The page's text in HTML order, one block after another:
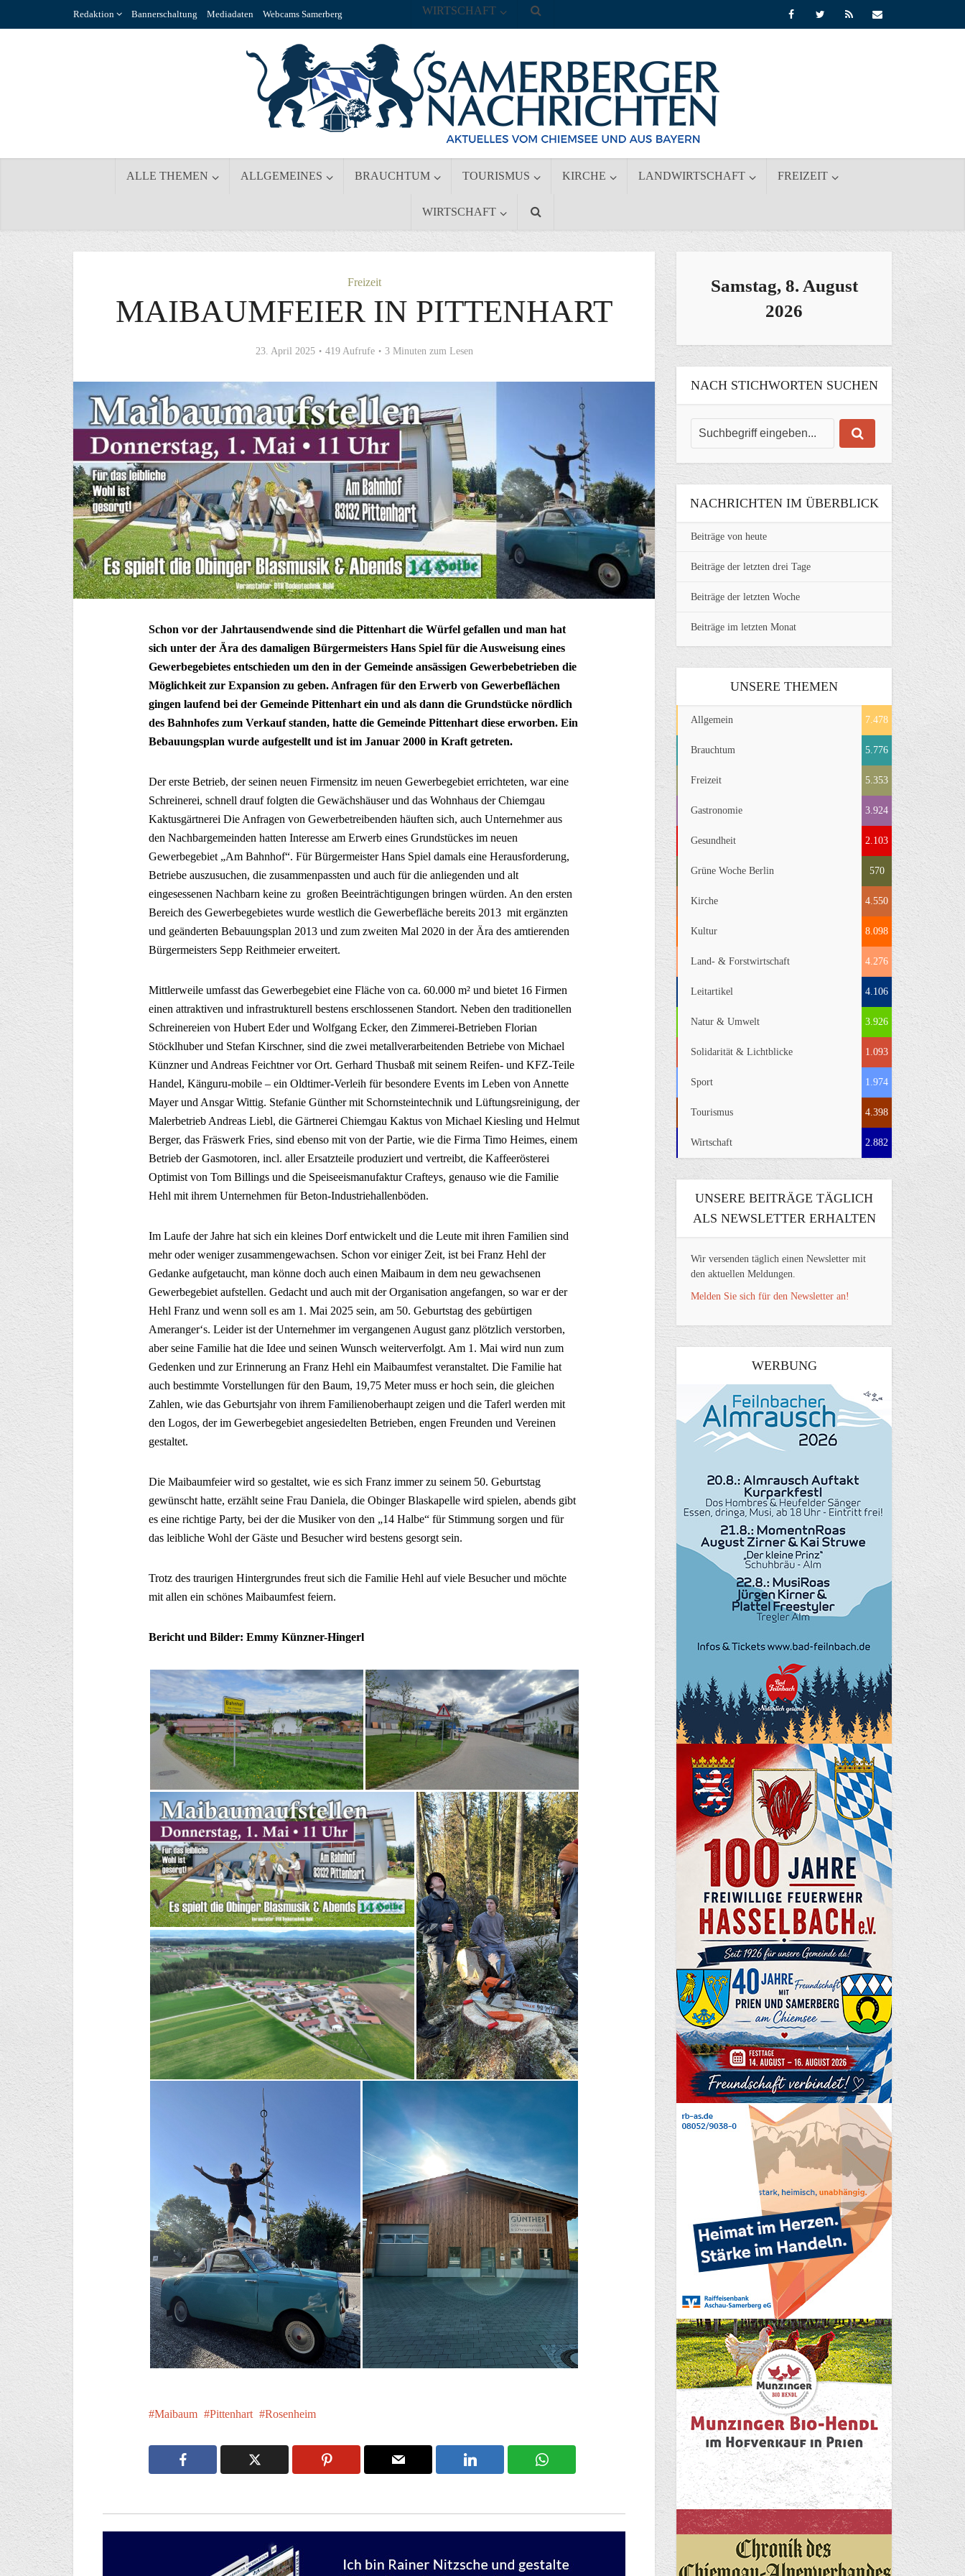
Redaktion Bannerschaltung Mediadaten Webcams Samerberg
ALLE THEMEN ALLGEMEINES BRAUCHTUM TOURISMUS KIRCHE LANDWIRTSCHAFT FREIZEIT
WIRTSCHAFT
WIRTSCHAFT
Freizeit
MAIBAUMFEIER IN PITTENHART
23. April 2025 419 Aufrufe 3 Minuten zum Lesen
Schon vor der Jahrtausendwende sind die Pittenhart die Würfel gefallen und man hat
sich unter der Ära des damaligen Bürgermeisters Hans Spiel für die Ausweisung eines
Gewerbegebietes entschieden um den in der Gemeinde ansässigen Gewerbebetrieben die
Möglichkeit zur Expansion zu geben. Anfragen für den Erwerb von Gewerbeflächen
gingen laufend bei der Gemeinde Pittenhart ein und als dann die Grundstücke nördlich
des Bahnhofes zum Verkauf standen, hatte die Gemeinde Pittenhart diese erworben. Ein
Bebauungsplan wurde aufgestellt und ist im Januar 2000 in Kraft getreten.
Der erste Betrieb, der seinen neuen Firmensitz im neuen Gewerbegebiet errichteten, war eine
Schreinerei, schnell drauf folgten die Gewächshäuser und das Wohnhaus der Chiemgau
Kaktusgärtnerei Die Anfragen von Gewerbetreibenden häuften sich, auch Unternehmer aus
den Nachbargemeinden hatten Interesse am Erwerb eines Grundstückes im neuen
Gewerbegebiet „Am Bahnhof“. Für Bürgermeister Hans Spiel damals eine Herausforderung,
Betriebe auszusuchen, die zusammenpassten und auch für die anliegenden und alt
eingesessenen Nachbarn keine zu großen Beeinträchtigungen bringen würden. An den ersten
Bereich des Gewerbegebietes wurde westlich die Gewerbefläche bereits 2013 mit ergänzten
und geänderten Bebauungsplan 2013 und zum zweiten Mal 2020 in der Ära des amtierenden
Bürgermeisters Sepp Reithmeier erweitert.
Mittlerweile umfasst das Gewerbegebiet eine Fläche von ca. 60.000 m² und bietet 16 Firmen
einen attraktiven und infrastrukturell bestens erschlossenen Standort. Neben den traditionellen
Schreinereien von Hubert Eder und Wolfgang Ecker, den Zimmerei-Betrieben Florian
Stöcklhuber und Stefan Kirschner, sind die zwei metallverarbeitenden Betriebe von Michael
Künzner und Andreas Feichtner vor Ort. Gerhard Thusbaß mit seinem Reifen- und KFZ-Teile
Handel, Känguru-mobile – ein Oldtimer-Verleih für besondere Events im Leben von Annette
Mayer und Ansgar Wittig. Stefanie Günther mit Schornsteintechnik und Lüftungsreinigung, der
Malerbetrieb Andreas Liebl, die Gärtnerei Chiemgau Kaktus von Michael Kiesling und Helmut
Berger, das Fräswerk Fries, sind ebenso mit von der Partie, wie die Firma Timo Heimes, einem
Betrieb der Gasmotoren, incl. aller Ersatzteile produziert und vertreibt, die Kaffeerösterei
Optimist von Tom Billings und die Speiseeismanufaktur Crafteys, genauso wie die Familie
Hehl mit ihrem Unternehmen für Beton-Industriehallenböden.
Im Laufe der Jahre hat sich ein kleines Dorf entwickelt und die Leute mit ihren Familien sind
mehr oder weniger zusammengewachsen. Schon vor einiger Zeit, ist bei Franz Hehl der
Gedanke aufgetaucht, man könne doch auch einen Maibaum in dem neu gewachsenen
Gewerbegebiet aufstellen. Gedacht und auch mit der Organisation angefangen, so war er der
Hehl Franz und wenn soll es am 1. Mai 2025 sein, am 50. Geburtstag des gebürtigen
Ameranger‘s. Leider ist der Unternehmer im vergangenen August ganz plötzlich verstorben,
aber seine Familie hat die Idee und seinen Wunsch weiterverfolgt. Am 1. Mai wird nun zum
Gedenken und zur Erinnerung an Franz Hehl ein Maibaumfest veranstaltet. Die Familie hat
auch bestimmte Vorstellungen für den Baum, 19,75 Meter muss er hoch sein, die gleichen
Zahlen, wie das Geburtsjahr von ihrem Familienoberhaupt zeigen und die Taferl werden mit
den Logos, der im Gewerbegebiet angesiedelten Betrieben, engen Freunden und Vereinen
gestaltet.
Die Maibaumfeier wird so gestaltet, wie es sich Franz immer zu seinem 50. Geburtstag
gewünscht hatte, erzählt seine Frau Daniela, die Obinger Blaskapelle wird spielen, abends gibt
es eine richtige Party, bei der die Musiker von den „14 Halbe“ für Stimmung sorgen und für
das leibliche Wohl der Gäste und Besucher wird bestens gesorgt sein.
Trotz des traurigen Hintergrundes freut sich die Familie Hehl auf viele Besucher und möchte
mit allen ein schönes Maibaumfest feiern.
Bericht und Bilder: Emmy Künzner-Hingerl
Maibaum Pittenhart Rosenheim
Samstag, 8. August
2026
NACH STICHWORTEN SUCHEN
NACHRICHTEN IM ÜBERBLICK
Beiträge von heute
Beiträge der letzten drei Tage
Beiträge der letzten Woche
Beiträge im letzten Monat
UNSERE THEMEN
Allgemein 7.478
Brauchtum 5.776
Freizeit 5.353
Gastronomie 3.924
Gesundheit 2.103
Grüne Woche Berlin 570
Kirche 4.550
Kultur 8.098
Land- & Forstwirtschaft 4.276
Leitartikel 4.106
Natur & Umwelt 3.926
Solidarität & Lichtblicke 1.093
Sport 1.974
Tourismus 4.398
Wirtschaft 2.882
UNSERE BEITRÄGE TÄGLICH
ALS NEWSLETTER ERHALTEN
Wir versenden täglich einen Newsletter mit
den aktuellen Meldungen.
Melden Sie sich für den Newsletter an!
WERBUNG